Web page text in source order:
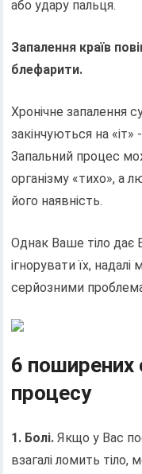
або удару пальця.
Запалення країв
блефарити.
Хронічне запалення
закінчуються на «іт»
Запальний процес
організму «тихо», а
його наявність.
Однак Ваше тіло дає
ігнорувати їх,
серйозними
6 поширених
процесу
1. Болі. Якщо у Вас
взагалі ломить